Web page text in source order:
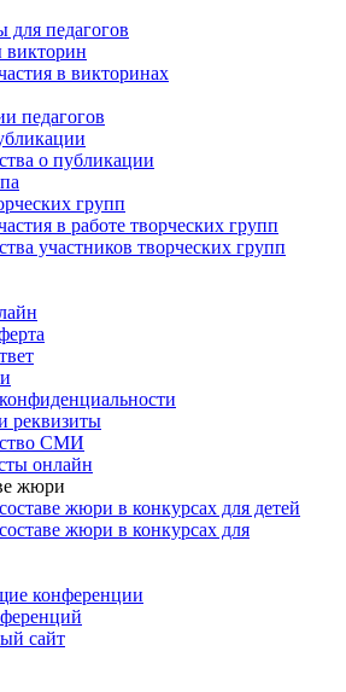
для педагогов
викторин
в викторинах
педагогов
о публикации
групп
в работе творческих групп
участников творческих групп
реквизиты
СМИ
онлайн
жюри
жюри в конкурсах для детей
жюри в конкурсах для
конференции
сайт